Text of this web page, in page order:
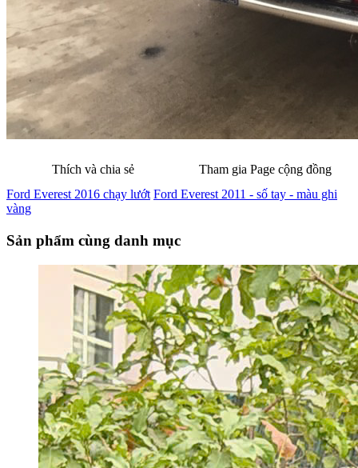
Thích và chia sẻ
Tham gia Page cộng đồng
Ford Everest 2016 chạy lướt Ford Everest 2011 - số tay - màu ghi
vàng
Sản phẩm cùng danh mục